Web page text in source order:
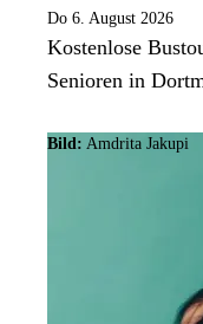
Do 6. August 2026
Kostenlose
Senioren in
Bild: Amdrita Jakupi